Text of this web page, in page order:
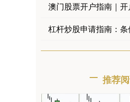
澳门股票开户指南｜
杠杆炒股申请指南：
推荐